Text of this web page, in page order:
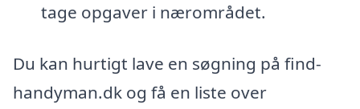
tage opgaver i nærområdet.
Du kan hurtigt lave en søgning på find-
handyman.dk og få en liste over